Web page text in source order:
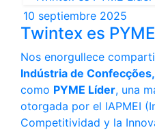
10 septiembre 2025
Twintex es
Nos enorgullece
Indústria de
como PYME Líder, una
otorgada por el IAPMEI
Competitividad y la